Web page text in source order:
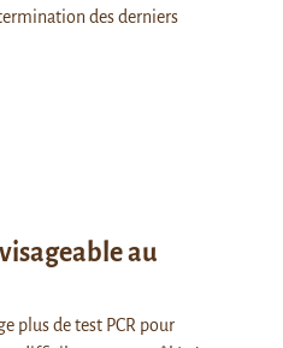
des derniers
au
plus de test PCR pour